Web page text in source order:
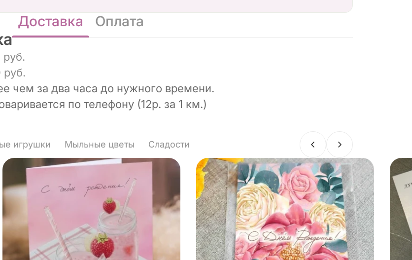
Доставка Оплата
чем за два часа до нужного времени.
по телефону (12р. за 1 км.)
игрушки Мыльные цветы Сладости